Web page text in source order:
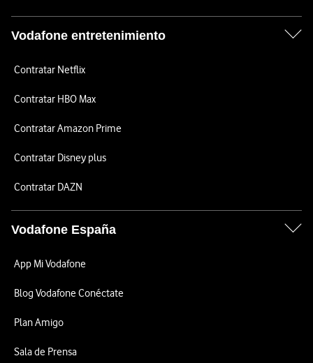
Vodafone entretenimiento
Contratar Netflix
Contratar HBO Max
Contratar Amazon Prime
Contratar Disney plus
Contratar DAZN
Vodafone España
App Mi Vodafone
Blog Vodafone Conéctate
Plan Amigo
Sala de Prensa